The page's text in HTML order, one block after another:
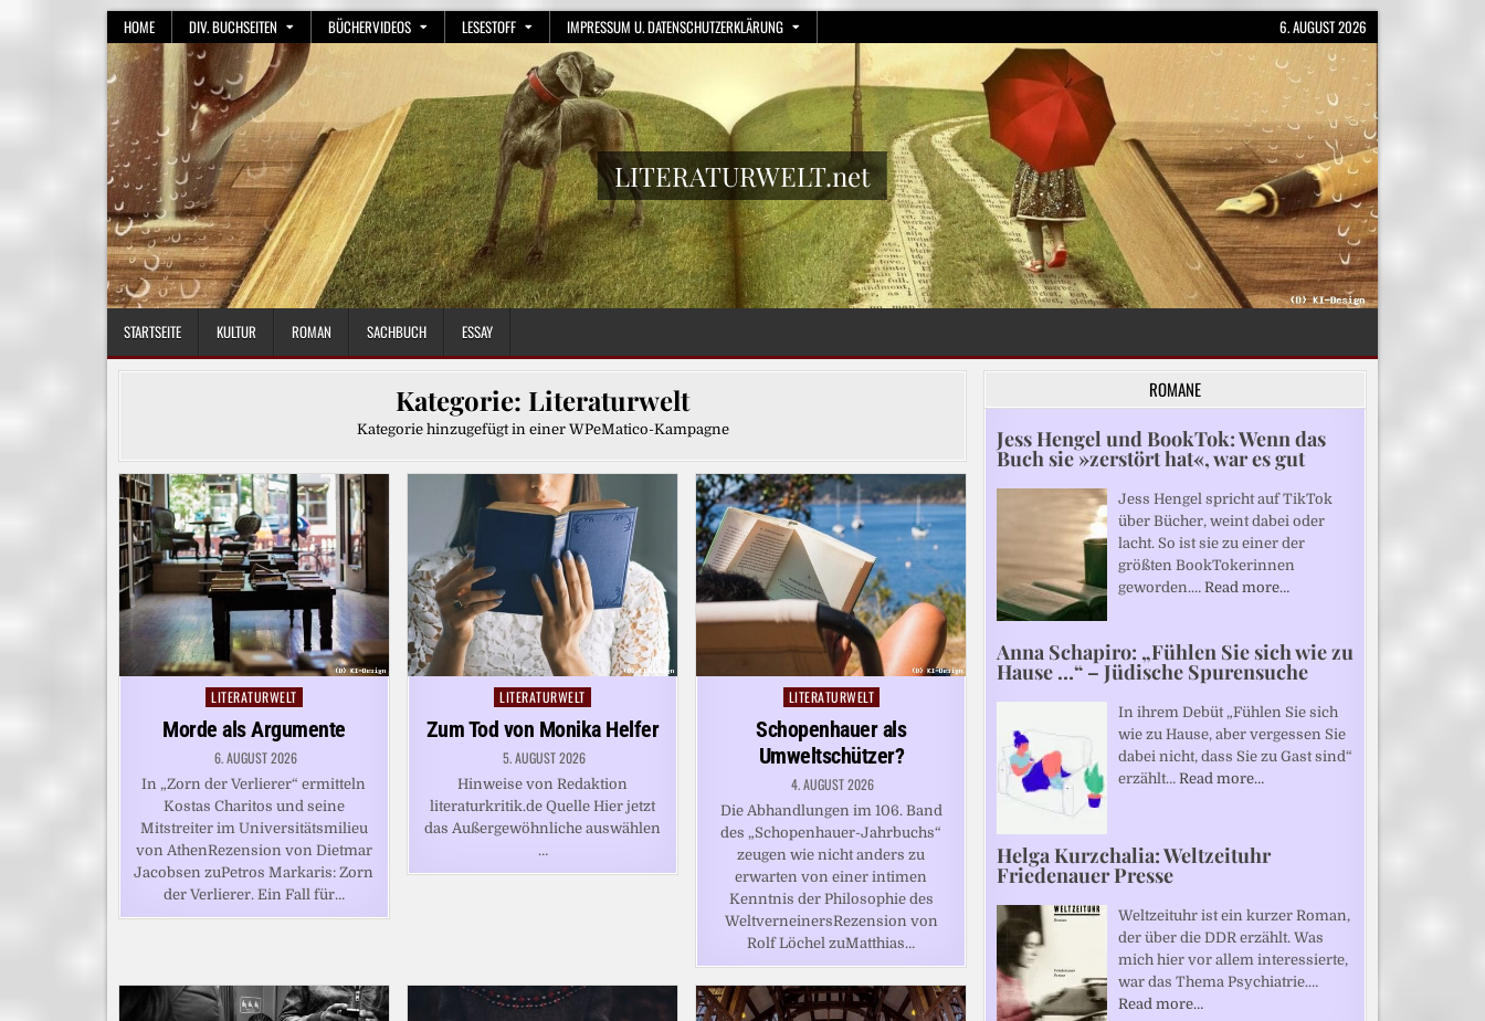
HOME DIV. BUCHSEITEN BÜCHERVIDEOS LESESTOFF IMPRESSUM U. DATENSCHUTZERKLÄRUNG 6. AUGUST 2026
LITERATURWELT.net
STARTSEITE KULTUR ROMAN SACHBUCH ESSAY
Kategorie: Literaturwelt
Kategorie hinzugefügt in einer WPeMatico-Kampagne
Posted
in
LITERATURWELT
Morde als Argumente
6. AUGUST 2026
In „Zorn der Verlierer“ ermitteln
Kostas Charitos und seine
Mitstreiter im Universitätsmilieu
von AthenRezension von Dietmar
Jacobsen zuPetros Markaris: Zorn
der Verlierer. Ein Fall für…
Posted
in
LITERATURWELT
Zum Tod von Monika Helfer
5. AUGUST 2026
Hinweise von Redaktion
literaturkritik.de Quelle Hier jetzt
das Außergewöhnliche auswählen
…
Posted
LITERATURWELT
Schopenhauer als
Umweltschützer?
4. AUGUST 2026
Die Abhandlungen im 106. Band
des „Schopenhauer-Jahrbuchs“
zeugen wie nicht anders zu
erwarten von einer intimen
Kenntnis der Philosophie des
WeltverneinersRezension von
Rolf Löchel zuMatthias…
ROMANE
Jess Hengel und BookTok: Wenn das
Buch sie »zerstört hat«, war es gut
Jess Hengel spricht auf TikTok
über Bücher, weint dabei oder
lacht. So ist sie zu einer der
größten BookTokerinnen
geworden.… Read more…
Anna Schapiro: „Fühlen Sie sich wie zu
Hause …“ – Jüdische Spurensuche
In ihrem Debüt „Fühlen Sie sich
wie zu Hause, aber vergessen Sie
dabei nicht, dass Sie zu Gast sind“
erzählt… Read more…
Helga Kurzchalia: Weltzeituhr
Friedenauer Presse
Weltzeituhr ist ein kurzer Roman,
der über die DDR erzählt. Was
mich hier vor allem interessierte,
war das Thema Psychiatrie.…
Read more…